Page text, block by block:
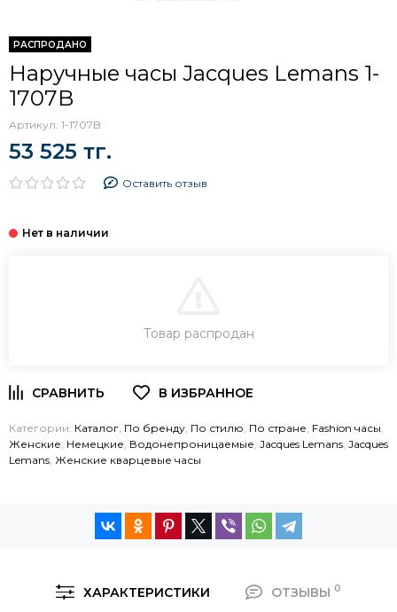
РАСПРОДАНО
Наручные часы Jacques Lemans 1-
1707B
Артикул: 1-1707B
53 525 тг.
Оставить отзыв
ЗАКАЗ В ОДИН КЛИК
Товар распродан
Категории: Каталог По бренду По стилю По стране Fashion часы
Женские Немецкие Водонепроницаемые Jacques Lemans Jacques
Lemans Женские кварцевые часы
ХАРАКТЕРИСТИКИ ОТЗЫВЫ 0